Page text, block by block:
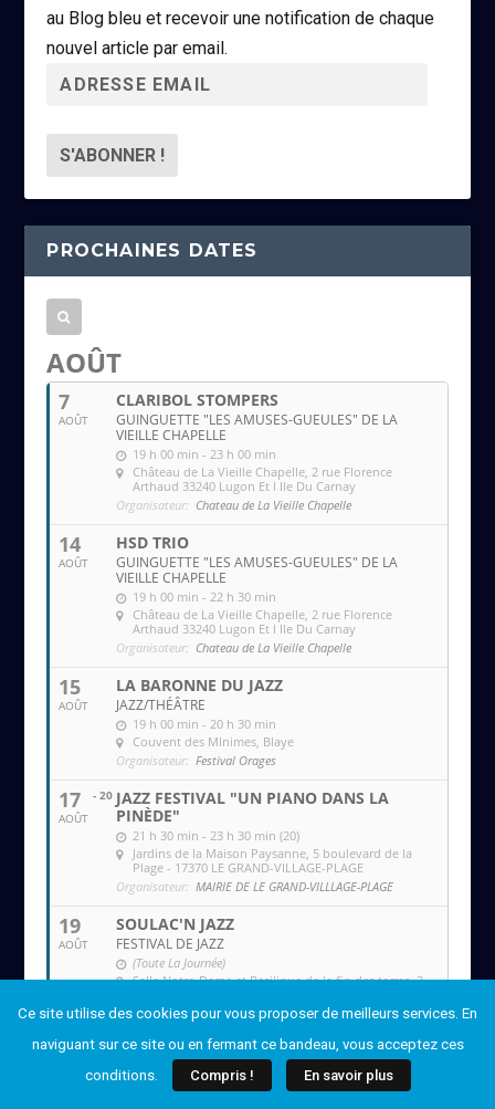
au Blog bleu et recevoir une notification de chaque
nouvel article par email.
r
s
s
e
m
i
PROCHAINES DATES
AOÛT
7
AOÛT
CLARIBOL STOMPERS
GUINGUETTE "LES AMUSES-GUEULES" DE LA
VIEILLE CHAPELLE
19 h 00 min - 23 h 00 min
Château de La Vieille Chapelle, 2 rue Florence
Arthaud 33240 Lugon Et l Ile Du Carnay
Organisateur: Chateau de La Vieille Chapelle
14
AOÛT
HSD TRIO
GUINGUETTE "LES AMUSES-GUEULES" DE LA
VIEILLE CHAPELLE
19 h 00 min - 22 h 30 min
Château de La Vieille Chapelle, 2 rue Florence
Arthaud 33240 Lugon Et l Ile Du Carnay
Organisateur: Chateau de La Vieille Chapelle
15
AOÛT
LA BARONNE DU JAZZ
JAZZ/THÉÂTRE
19 h 00 min - 20 h 30 min
Couvent des MInimes, Blaye
Organisateur: Festival Orages
17
AOÛT
- 20 JAZZ FESTIVAL "UN PIANO DANS LA
PINÈDE"
21 h 30 min - 23 h 30 min (20)
Jardins de la Maison Paysanne, 5 boulevard de la
Plage - 17370 LE GRAND-VILLAGE-PLAGE
Organisateur: MAIRIE DE LE GRAND-VILLLAGE-PLAGE
19
AOÛT
SOULAC'N JAZZ
FESTIVAL DE JAZZ
(Toute La Journée)
Salle Notre-Dame et Basilique de la fin des terres, 3
Organisateur: Soulac'n Jazz
20
AOÛT
SOULAC'N JAZZ
FESTIVAL DE JAZZ
(Toute La Journée)
Ce site utilise des cookies pour vous proposer de meilleurs services. En
naviguant sur ce site ou en fermant ce bandeau, vous acceptez ces
conditions.
Compris ! En savoir plus